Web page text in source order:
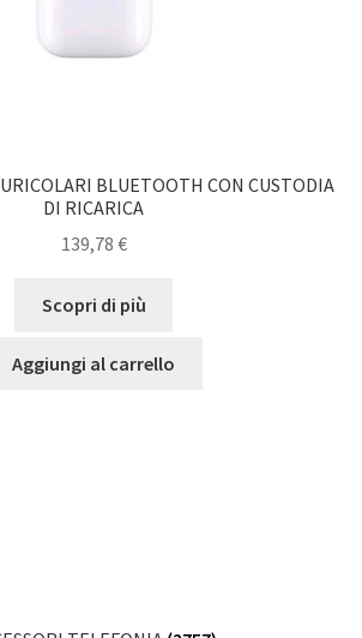
BLUETOOTH CON CUSTODIA
DI RICARICA
139,78 €
Scopri di più
Aggiungi al carrello